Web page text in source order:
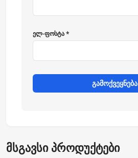
ელ-ფოსტა *
გამოქვეყნება
მსგავსი პროდუქტები